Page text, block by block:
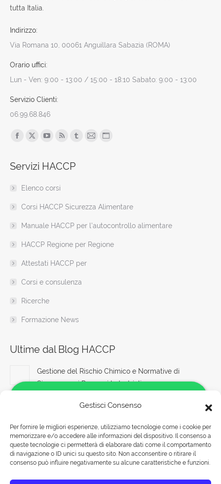
Gestisci Consenso
Per fornire le migliori esperienze, utilizziamo tecnologie come i cookie per
memorizzare e/o accedere alle informazioni del dispositivo. Il consenso a
queste tecnologie ci permetterà di elaborare dati come il comportamento
di navigazione o ID unici su questo sito. Non acconsentire o ritirare il
consenso può influire negativamente su alcune caratteristiche e funzioni.
tutta Italia.
Indirizzo:
Via Romana 10, 00061 Anguillara Sabazia (ROMA)
Orario uffici:
Lun - Ven: 9:00 - 13:00 / 15:00 - 18:10 Sabato: 9:00 - 13:00
Servizio Clienti:
06.99.68.846
Find us on:
Facebook
opens
new
window
X
opens
new
window
opens
new
window
opens
window
Tumblr
window
Mail
window
Sito
new
Servizi HACCP
Elenco corsi
Corsi HACCP Sicurezza Alimentare
Manuale HACCP per l’autocontrollo alimentare
HACCP Regione per Regione
Attestati HACCP per
Corsi e consulenza
Ricerche
Formazione News
Ultime dal Blog HACCP
Gestione del Rischio Chimico e Normative di
Sicurezza nei Processi Industriali
2025: Corsi di Sicurezza sul Lavoro in Pratica
7 Agosto 2026
Sicurezza sul Lavoro e Innovazione Sociale: Nuove
Salve!
Come possiamo aiutarti?
Rispondiamo nei seguenti orari: